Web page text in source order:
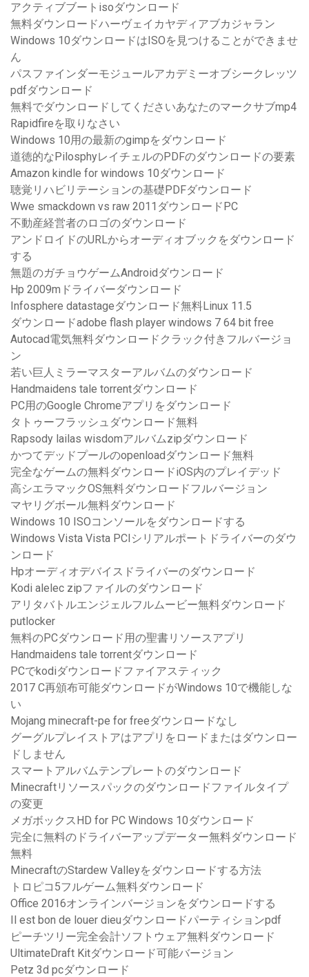
アクティブブートisoダウンロード
無料ダウンロードハーヴェイカヤディアブカジャラン
Windows 10ダウンロードはISOを見つけることができませ
ん
パスファインダーモジュールアカデミーオブシークレッツ
pdfダウンロード
無料でダウンロードしてくださいあなたのマークサブmp4
Rapidfireを取りなさい
Windows 10用の最新のgimpをダウンロード
道徳的なPilosphyレイチェルのPDFのダウンロードの要素
Amazon kindle for windows 10ダウンロード
聴覚リハビリテーションの基礎PDFダウンロード
Wwe smackdown vs raw 2011ダウンロードPC
不動産経営者のロゴのダウンロード
アンドロイドのURLからオーディオブックをダウンロード
する
無題のガチョウゲームAndroidダウンロード
Hp 2009mドライバーダウンロード
Infosphere datastageダウンロード無料Linux 11.5
ダウンロードadobe flash player windows 7 64 bit free
Autocad電気無料ダウンロードクラック付きフルバージョ
ン
若い巨人ミラーマスターアルバムのダウンロード
Handmaidens tale torrentダウンロード
PC用のGoogle Chromeアプリをダウンロード
タトゥーフラッシュダウンロード無料
Rapsody lailas wisdomアルバムzipダウンロード
かつてデッドプールのopenloadダウンロード無料
完全なゲームの無料ダウンロードiOS内のプレイデッド
高シエラマックOS無料ダウンロードフルバージョン
マヤリグボール無料ダウンロード
Windows 10 ISOコンソールをダウンロードする
Windows Vista Vista PCIシリアルポートドライバーのダウ
ンロード
Hpオーディオデバイスドライバーのダウンロード
Kodi alelec zipファイルのダウンロード
アリタバトルエンジェルフルムービー無料ダウンロード
putlocker
無料のPCダウンロード用の聖書リソースアプリ
Handmaidens tale torrentダウンロード
PCでkodiダウンロードファイアスティック
2017 C再頒布可能ダウンロードがWindows 10で機能しな
い
Mojang minecraft-pe for freeダウンロードなし
グーグルプレイストアはアプリをロードまたはダウンロー
ドしません
スマートアルバムテンプレートのダウンロード
Minecraftリソースパックのダウンロードファイルタイプ
の変更
メガボックスHD for PC Windows 10ダウンロード
完全に無料のドライバーアップデーター無料ダウンロード
無料
MinecraftのStardew Valleyをダウンロードする方法
トロピコ5フルゲーム無料ダウンロード
Office 2016オンラインバージョンをダウンロードする
Il est bon de louer dieuダウンロードパーティションpdf
ピーチツリー完全会計ソフトウェア無料ダウンロード
UltimateDraft Kitダウンロード可能バージョン
Petz 3d pcダウンロード